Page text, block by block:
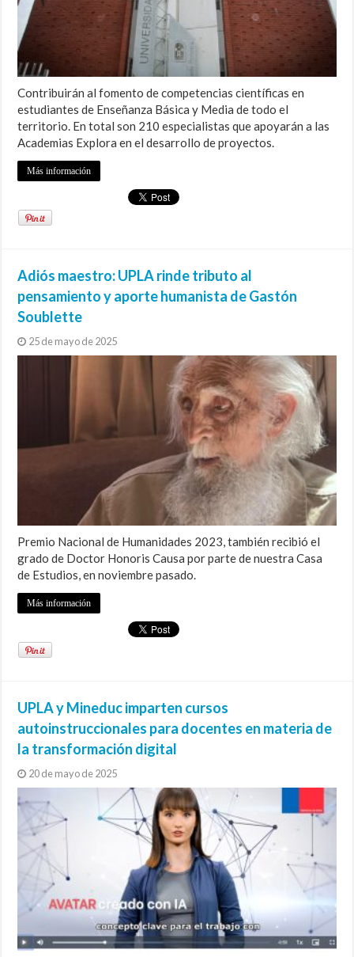
Contribuirán al fomento de competencias científicas en
estudiantes de Enseñanza Básica y Media de todo el
territorio. En total son 210 especialistas que apoyarán a las
Academias Explora en el desarrollo de proyectos.
Más información
Adiós maestro: UPLA rinde tributo al
pensamiento y aporte humanista de Gastón
Soublette
25 de mayo de 2025
Premio Nacional de Humanidades 2023, también recibió el
grado de Doctor Honoris Causa por parte de nuestra Casa
de Estudios, en noviembre pasado.
Más información
UPLA y Mineduc imparten cursos
autoinstruccionales para docentes en materia de
la transformación digital
20 de mayo de 2025